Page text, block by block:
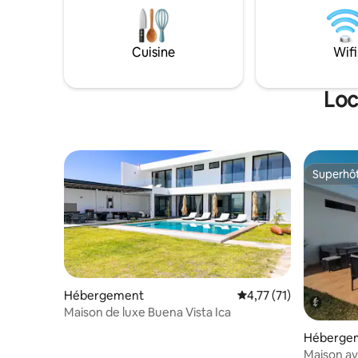
sentiez
Cuisine Wifi
Hébergement Évaluation moyenne
4,77 (71)
Maison de luxe Buena Vista Ica
Maison